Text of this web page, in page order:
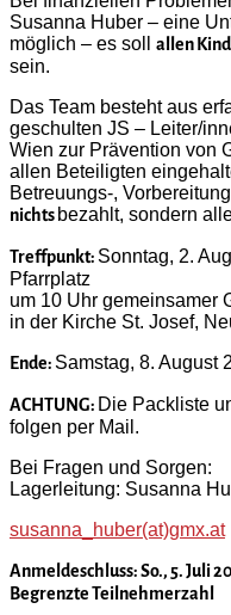
Susanna Huber – eine
möglich – es soll allen
sein.
Das Team besteht aus
geschulten JS – Leiter/
Wien zur Prävention von
allen Beteiligten
Betreuungs-,
nichts bezahlt, sondern
Treffpunkt: Sonntag, 2.
Pfarrplatz
um 10 Uhr gemeinsamer
in der Kirche St. Josef,
Ende: Samstag, 8. August
ACHTUNG: Die Packliste
folgen per Mail.
Bei Fragen und Sorgen:
Lagerleitung: Susanna
susanna_huber(at)gmx.at
Anmeldeschluss: So., 5. Juli
Begrenzte Teilnehmerzahl